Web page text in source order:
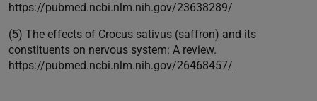
https://pubmed.ncbi.nlm.nih.gov/23638289/
(5) The effects of Crocus sativus (saffron) and its
constituents on nervous system: A review.
https://pubmed.ncbi.nlm.nih.gov/26468457/